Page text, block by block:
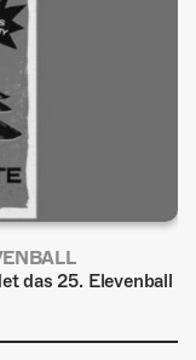
das 25. Elevenball